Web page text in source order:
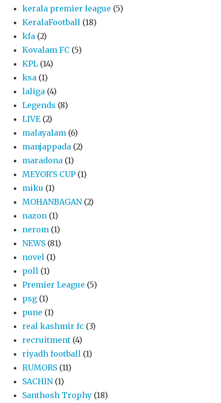
kerala premier league (5)
KeralaFootball (18)
kfa (2)
Kovalam FC (5)
KPL (14)
ksa (1)
laliga (4)
Legends (8)
LIVE (2)
malayalam (6)
manjappada (2)
maradona (1)
MEYOR'S CUP (1)
miku (1)
MOHANBAGAN (2)
nazon (1)
nerom (1)
NEWS (81)
novel (1)
poll (1)
Premier League (5)
psg (1)
pune (1)
real kashmir fc (3)
recruitment (4)
riyadh football (1)
RUMORS (11)
SACHIN (1)
Santhosh Trophy (18)